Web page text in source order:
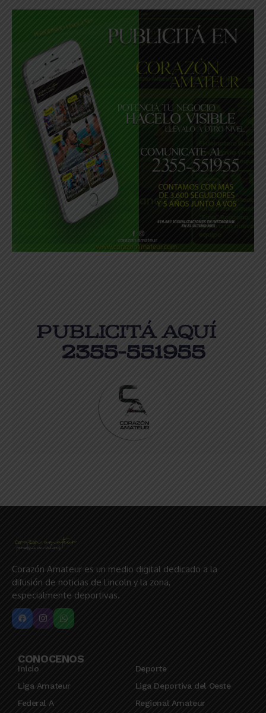
Corazón Amateur es un medio digital dedicado a la
difusión de noticias de Lincoln y la zona,
especialmente deportivas.
CONOCENOS
Inicio
Deporte
Liga Amateur
Liga Deportiva del Oeste
Federal A
Regional Amateur